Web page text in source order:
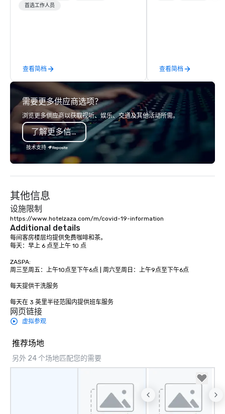
and in-house custom scenic
back because we make production
effortless, making planners look
brilliant with stunning events their
leadership loves.
首选工作人员
查看简档 查看简档
需要更多供应商选项？
浏览更多供应商以获取视听、娱乐、交通及其他活动所需。
了解更多信息
技术支持
其他信息
设施限制
https://www.hotelzaza.com/m/covid-19-information
Additional details
每间客房楼层均提供免费咖啡和茶。
每天：早上 6 点至上午 10 点
ZASPA:
周三至周五：上午10点至下午6点 | 周六至周日：上午9点至下午6点
每天提供干洗服务
每天在 3 英里半径范围内提供班车服务
网页链接
虚拟参观
推荐场地
另外 24 个场地匹配您的需要